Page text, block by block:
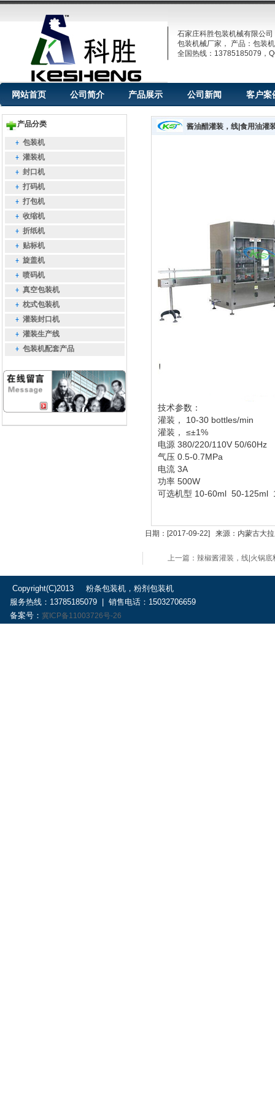
石家庄科胜包装机械有限公司
包装机械厂家， 产品：包装
全国热线：13785185079，
网站首页 公司简介 产品展示 公司新闻 客户案
产品分类
包装机
灌装机
封口机
打码机
打包机
收缩机
折纸机
贴标机
旋盖机
喷码机
真空包装机
枕式包装机
灌装封口机
灌装生产线
包装机配套产品
酱油醋灌装，线|食用油灌
技术参数：
灌装， 10-30 bottles/min
灌装， ≤±1%
电源 380/220/110V 50/60Hz
气压 0.5-0.7MPa
电流 3A
功率 500W
可选机型 10-60ml 50-125ml
日期：[2017-09-22] 来源：内蒙古大
上一篇：辣椒酱灌装，线|火锅
Copyright(C)2013 粉条包装机，粉剂包装机
服务热线：13785185079 | 销售电话：15032706659
备案号： 冀ICP备11003726号-26